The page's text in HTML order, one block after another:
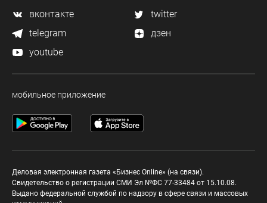
вконтакте
twitter
telegram
дзен
youtube
мобильное приложение
Деловая электронная газета «Бизнес Online» (на связи).
Свидетельство о регистрации СМИ Эл №ФС 77-33484 от 15.10.08.
Выдано федеральной службой по надзору в сфере связи и массовых